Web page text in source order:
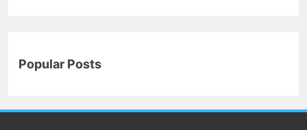
Popular Posts